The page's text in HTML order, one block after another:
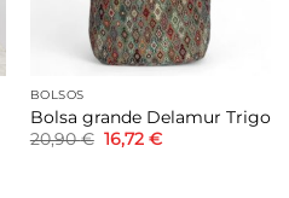
BOLSOS
Bolsa grande Delamur Trigo
20,90€ El
precio
16,72 €El